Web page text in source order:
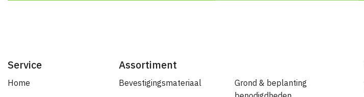
Service
Home
Assortiment
Bevestigingsmateriaal
Grond & beplanting